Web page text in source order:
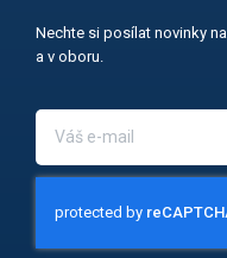
Nechte si posílat novinky
a v oboru.